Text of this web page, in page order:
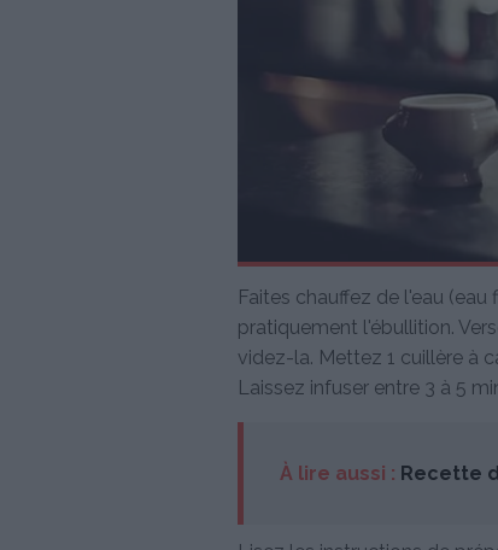
Faites chauffez de l'eau
pratiquement l'ébullition.
videz-la. Mettez 1 cuillère à
Laissez infuser entre 3 à 5
À lire aussi : Recette